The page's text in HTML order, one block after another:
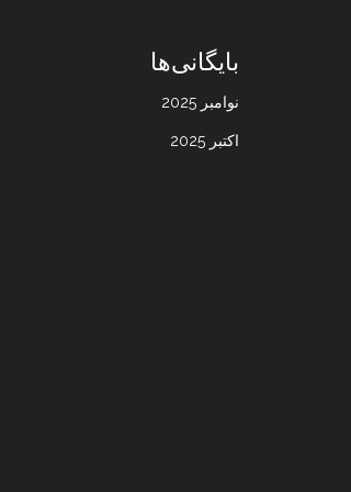
بایگانی‌ها
نوامبر 2025
اکتبر 2025